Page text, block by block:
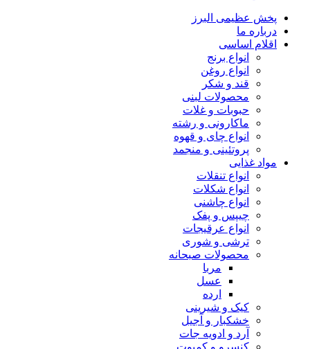
پخش عظیمی البرز
درباره ما
اقلام اساسی
انواع برنج
انواع روغن
قند و شکر
محصولات لبنی
حبوبات و غلات
ماکارونی و رشته
انواع چای و قهوه
پروتئینی و منجمد
مواد غذایی
انواع تنقلات
انواع شکلات
انواع چاشنی
چیپس و پفک
انواع عرقیجات
ترشی و شوری
محصولات صبحانه
مربا
عسل
ارده
کیک و شیرینی
خشکبار و آجیل
آرد و ادویه جات
کنسرو و کمپوت